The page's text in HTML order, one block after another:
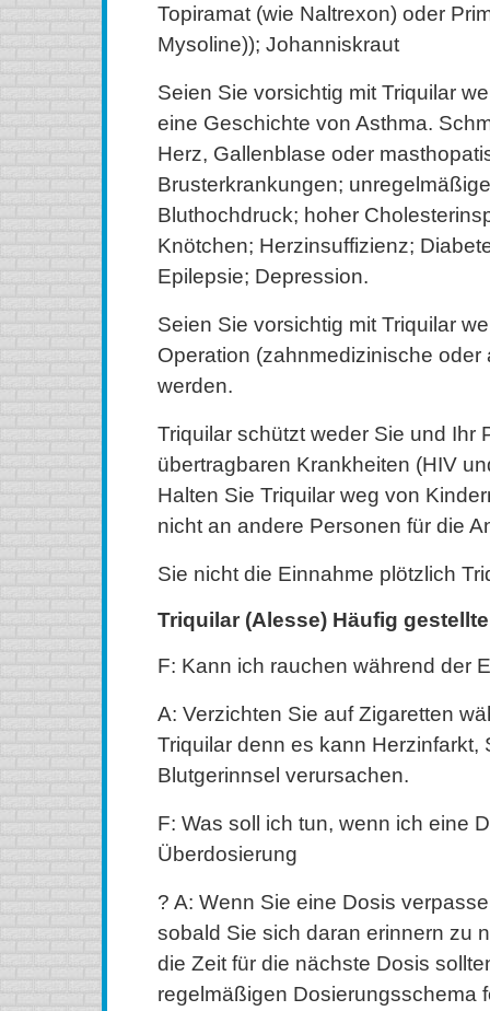
Topiramat (wie Naltrexon) oder
Mysoline)); Johanniskraut
Seien Sie vorsichtig mit Triquilar
eine Geschichte von Asthma.
Herz, Gallenblase oder
Brusterkrankungen;
Bluthochdruck; hoher
Knötchen; Herzinsuffizienz;
Epilepsie; Depression.
Seien Sie vorsichtig mit Triquilar
Operation (zahnmedizinische oder
werden.
Triquilar schützt weder Sie und Ihr
übertragbaren Krankheiten (HIV
Halten Sie Triquilar weg von
nicht an andere Personen für die
Sie nicht die Einnahme plötzlich
Triquilar (Alesse) Häufig
F: Kann ich rauchen während der
A: Verzichten Sie auf Zigaretten
Triquilar denn es kann Herzinfarkt,
Blutgerinnsel verursachen.
F: Was soll ich tun, wenn ich eine
Überdosierung
? A: Wenn Sie eine Dosis
sobald Sie sich daran erinnern zu
die Zeit für die nächste Dosis
regelmäßigen Dosierungsschema